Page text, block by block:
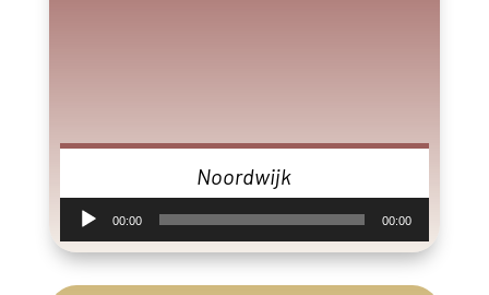
Noordwijk
Audiospeler
00:00 00:00